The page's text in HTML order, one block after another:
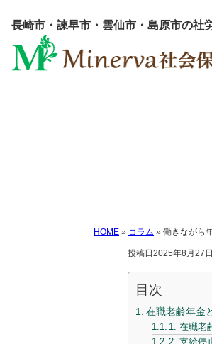
長崎市・諫早市・雲仙市・島原市の社
HOME » コラム » 働きながら
投稿日2025年8月27日
目次
在職老齢年金
1. 在職老
2. 支給停